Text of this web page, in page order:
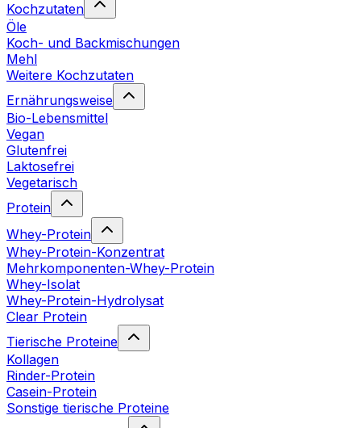
Kochzutaten
Öle
Koch- und Backmischungen
Mehl
Weitere Kochzutaten
Ernährungsweise
Bio-Lebensmittel
Vegan
Glutenfrei
Laktosefrei
Vegetarisch
Protein
Whey-Protein
Whey-Protein-Konzentrat
Mehrkomponenten-Whey-Protein
Whey-Isolat
Whey-Protein-Hydrolysat
Clear Protein
Tierische Proteine
Kollagen
Rinder-Protein
Casein-Protein
Sonstige tierische Proteine